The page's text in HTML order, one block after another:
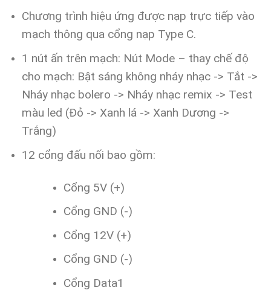
Chương trình hiệu ứng được nạp trực tiếp vào
mạch thông qua cổng nạp Type C.
1 nút ấn trên mạch: Nút Mode – thay chế độ
cho mạch: Bật sáng không nháy nhạc -> Tắt ->
Nháy nhạc bolero -> Nháy nhạc remix -> Test
màu led (Đỏ -> Xanh lá -> Xanh Dương ->
Trắng)
12 cổng đấu nối bao gồm:
Cổng 5V (+)
Cổng GND (-)
Cổng 12V (+)
Cổng GND (-)
Cổng Data1